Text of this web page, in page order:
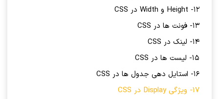
12- Height و Width در CSS
13- فونت ها در CSS
14- لینک در CSS
15- لیست ها در CSS
16- استایل دهی جدول ها در CSS
17- ویژگی Display در CSS